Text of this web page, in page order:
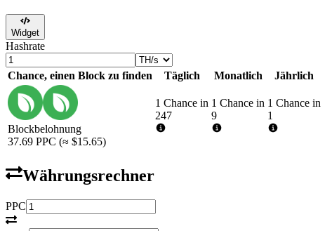
Widget
Hashrate
Chance, einen Block zu finden Täglich Monatlich Jährlich
Blockbelohnung
37.69 PPC (≈ $15.65)
1 Chance in
247
1 Chance in
9
1 Chance in
1
Währungsrechner
PPC